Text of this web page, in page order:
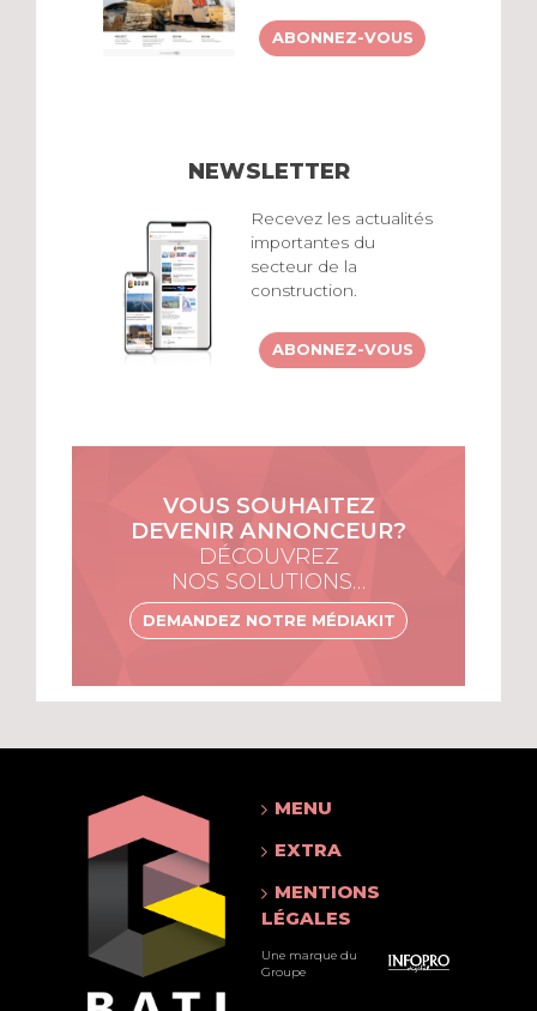
ABONNEZ-VOUS
NEWSLETTER
Recevez les actualités
importantes du
secteur de la
construction.
ABONNEZ-VOUS
VOUS SOUHAITEZ
DEVENIR ANNONCEUR?
DÉCOUVREZ
NOS SOLUTIONS…
DEMANDEZ NOTRE MÉDIAKIT
MENU
EXTRA
MENTIONS
LÉGALES
Une marque du
Groupe